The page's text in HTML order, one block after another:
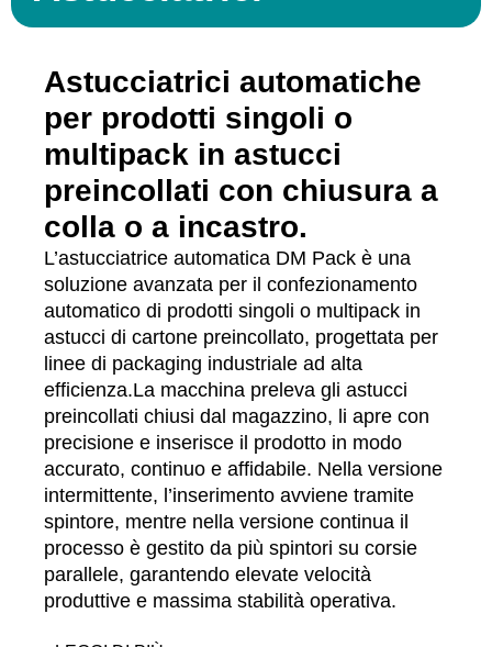
Astucciatrici automatiche
per prodotti singoli o
multipack in astucci
preincollati con chiusura a
colla o a incastro.
L’astucciatrice automatica DM Pack è una
soluzione avanzata per il confezionamento
automatico di prodotti singoli o multipack in
astucci di cartone preincollato, progettata per
linee di packaging industriale ad alta
efficienza.La macchina preleva gli astucci
preincollati chiusi dal magazzino, li apre con
precisione e inserisce il prodotto in modo
accurato, continuo e affidabile. Nella versione
intermittente, l’inserimento avviene tramite
spintore, mentre nella versione continua il
processo è gestito da più spintori su corsie
parallele, garantendo elevate velocità
produttive e massima stabilità operativa.